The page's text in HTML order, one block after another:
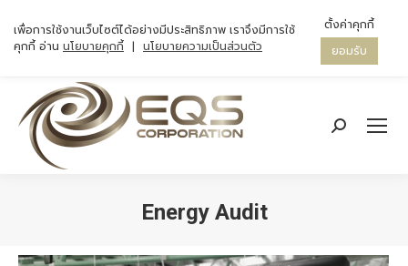
Search:
Energy Audit
เพื่อการใช้งานเว็บไซต์ได้อย่างมีประสิทธิภาพ เราจึงมีการใช้
คุกกี้ อ่าน นโยบายคุกกี้ | นโยบายความเป็นส่วนตัว
ตั้งค่าคุกกี้
ยอมรับ